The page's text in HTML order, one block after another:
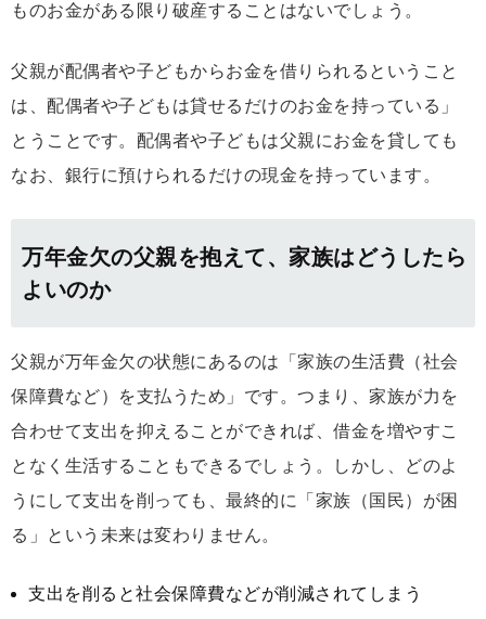
ものお金がある限り破産することはないでしょう。
父親が配偶者や子どもからお金を借りられるということ
は、配偶者や子どもは貸せるだけのお金を持っている」
とうことです。配偶者や子どもは父親にお金を貸しても
なお、銀行に預けられるだけの現金を持っています。
万年金欠の父親を抱えて、家族はどうしたら
よいのか
父親が万年金欠の状態にあるのは「家族の生活費（社会
保障費など）を支払うため」です。つまり、家族が力を
合わせて支出を抑えることができれば、借金を増やすこ
となく生活することもできるでしょう。しかし、どのよ
うにして支出を削っても、最終的に「家族（国民）が困
る」という未来は変わりません。
支出を削ると社会保障費などが削減されてしまう